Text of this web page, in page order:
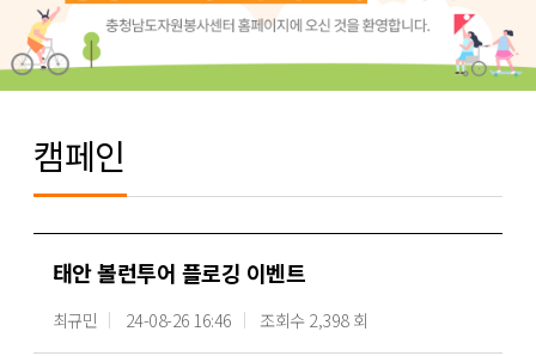
캠페인
태안 볼런투어 플로깅 이벤트
최규민 24-08-26 16:46 조회수 2,398 회